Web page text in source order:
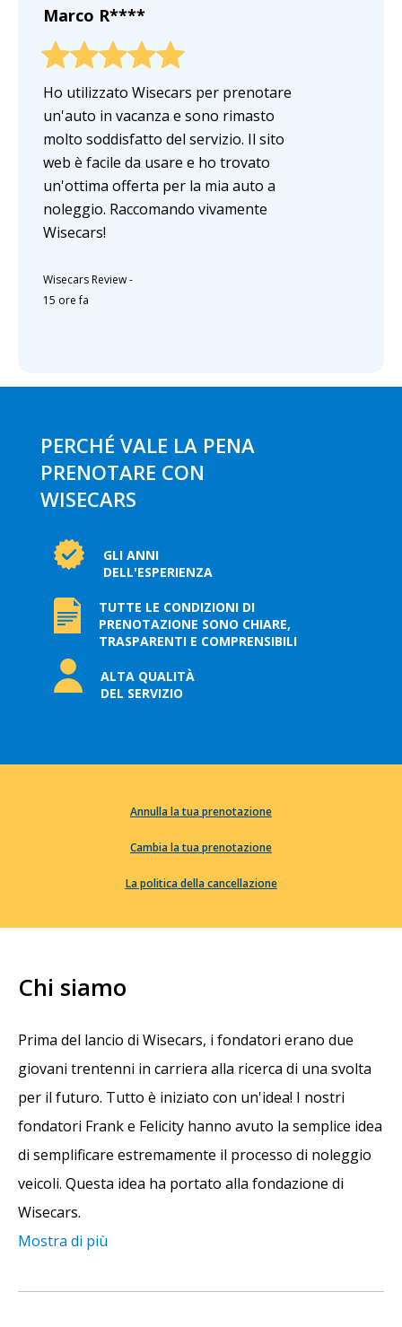
Marco R****
Ho utilizzato Wisecars per prenotare
un'auto in vacanza e sono rimasto
molto soddisfatto del servizio. Il sito
web è facile da usare e ho trovato
un'ottima offerta per la mia auto a
noleggio. Raccomando vivamente
Wisecars!
Wisecars Review-
15 ore fa
PERCHÉ VALE LA PENA
PRENOTARE CON
WISECARS
GLI ANNI
DELL'ESPERIENZA
TUTTE LE CONDIZIONI DI
PRENOTAZIONE SONO CHIARE,
TRASPARENTI E COMPRENSIBILI
ALTA QUALITÀ
DEL SERVIZIO
Annulla la tua prenotazione
Cambia la tua prenotazione
La politica della cancellazione
Chi siamo
Prima del lancio di Wisecars, i fondatori erano due
giovani trentenni in carriera alla ricerca di una svolta
per il futuro. Tutto è iniziato con un'idea! I nostri
fondatori Frank e Felicity hanno avuto la semplice idea
di semplificare estremamente il processo di noleggio
veicoli. Questa idea ha portato alla fondazione di
Wisecars.
Mostra di più